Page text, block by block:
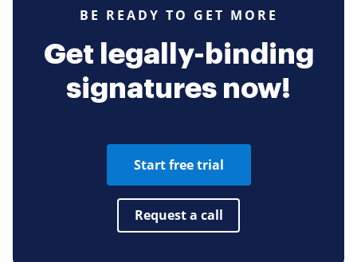
BE READY TO GET MORE
Get legally-binding
signatures now!
Start free trial
Request a call